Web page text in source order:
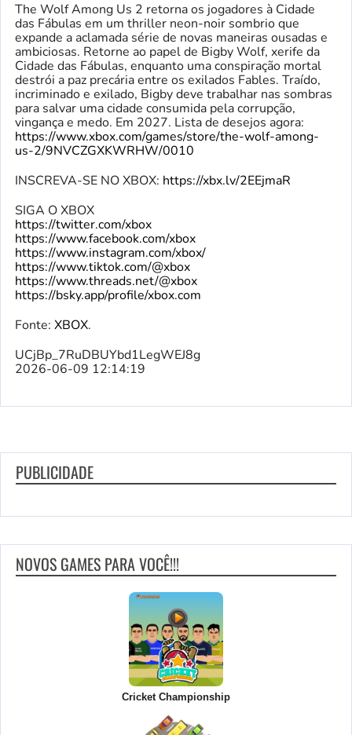
The Wolf Among Us 2 retorna os jogadores à Cidade
das Fábulas em um thriller neon-noir sombrio que
expande a aclamada série de novas maneiras ousadas e
ambiciosas. Retorne ao papel de Bigby Wolf, xerife da
Cidade das Fábulas, enquanto uma conspiração mortal
destrói a paz precária entre os exilados Fables. Traído,
incriminado e exilado, Bigby deve trabalhar nas sombras
para salvar uma cidade consumida pela corrupção,
vingança e medo. Em 2027. Lista de desejos agora:
https://www.xbox.com/games/store/the-wolf-among-
us-2/9NVCZGXKWRHW/0010
INSCREVA-SE NO XBOX: https://xbx.lv/2EEjmaR
SIGA O XBOX
https://twitter.com/xbox
https://www.facebook.com/xbox
https://www.instagram.com/xbox/
https://www.tiktok.com/@xbox
https://www.threads.net/@xbox
https://bsky.app/profile/xbox.com
Fonte: XBOX.
UCjBp_7RuDBUYbd1LegWEJ8g
2026-06-09 12:14:19
PUBLICIDADE
NOVOS GAMES PARA VOCÊ!!!
Cricket Championship